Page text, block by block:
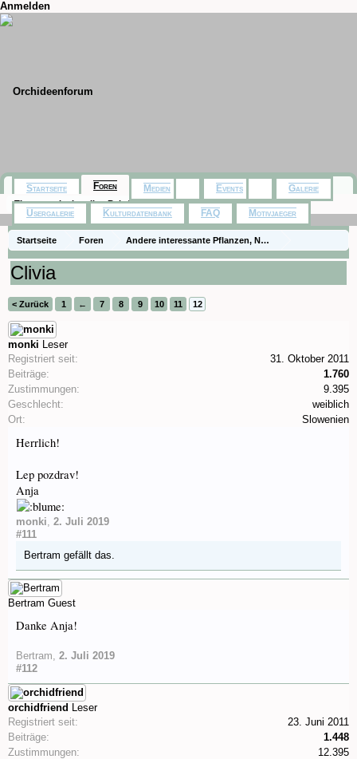
Anmelden
Startseite Foren
Andere interessante Pflanzen, Naturfotos, Ausflüge
Zimmerpflanzen
Clivia
< Zurück 1 ← 7 8 9 10 11 12
monki Leser
Registriert seit:
31. Oktober 2011
Beiträge:
1.760
Zustimmungen:
9.395
Geschlecht:
weiblich
Ort:
Slowenien
Herrlich!
Lep pozdrav!
Anja
monki, 2. Juli 2019
#111
Bertram gefällt das.
Bertram Guest
Danke Anja!
Bertram, 2. Juli 2019
#112
orchidfriend Leser
Registriert seit:
23. Juni 2011
Beiträge:
1.448
Zustimmungen:
12.395
Startseite Foren
Themen mit aktuellen Beiträgen
Medien Events Galerie
Usergalerie Kulturdatenbank FAQ Motivjaeger